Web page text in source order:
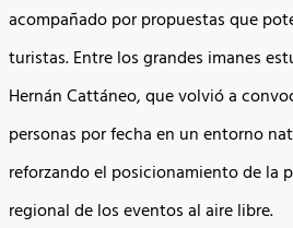
acompañado por propuestas que
turistas. Entre los grandes imanes
Hernán Cattáneo, que volvió a
personas por fecha en un entorno
reforzando el posicionamiento de la
regional de los eventos al aire libre.